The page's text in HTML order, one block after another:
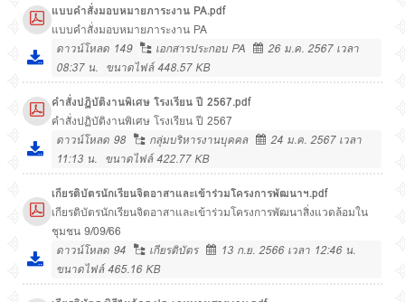
แบบคำสั่งมอบหมายภาระงาน PA.pdf
แบบคำสั่งมอบหมายภาระงาน PA
ดาวน์โหลด 149 เอกสารประกอบ PA
26 ม.ค. 2567 เวลา
08:37 น. ขนาดไฟล์ 448.57 KB
คำสั่งปฏิบัติงานพิเศษ โรงเรียน ปี 2567.pdf
คำสั่งปฏิบัติงานพิเศษ โรงเรียน ปี 2567
ดาวน์โหลด 98 กลุ่มบริหารงานบุคคล
24 ม.ค. 2567 เวลา
11:13 น. ขนาดไฟล์ 422.77 KB
เกียรติบัตรนักเรียนจิตอาสาและเข้าร่วมโครงการพัฒนาฯ.pdf
เกียรติบัตรนักเรียนจิตอาสาและเข้าร่วมโครงการพัฒนาสิ่งแวดล้อมใน
ชุมชน 9/09/66
ดาวน์โหลด 94 เกียรติบัตร
13 ก.ย. 2566 เวลา 12:46 น.
ขนาดไฟล์ 465.16 KB